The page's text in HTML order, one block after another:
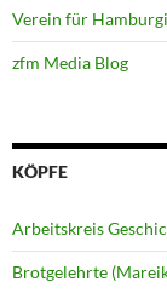
Verein für
zfm Media Blog
KÖPFE
Arbeitskreis
Brotgelehrte